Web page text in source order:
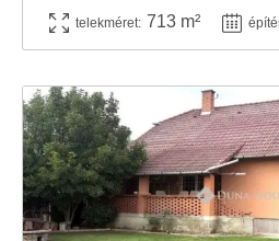
telekméret: 713 m²